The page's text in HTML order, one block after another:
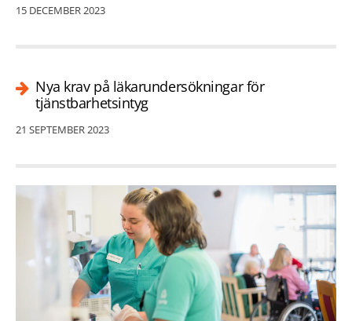
15 DECEMBER 2023
Nya krav på läkarundersökningar för
tjänstbarhetsintyg
21 SEPTEMBER 2023